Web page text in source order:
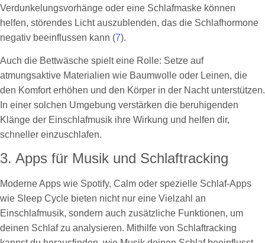
Verdunkelungsvorhänge oder eine Schlafmaske können
helfen, störendes Licht auszublenden, das die Schlafhormone
negativ beeinflussen kann (7).
Auch die Bettwäsche spielt eine Rolle: Setze auf
atmungsaktive Materialien wie Baumwolle oder Leinen, die
den Komfort erhöhen und den Körper in der Nacht unterstützen.
In einer solchen Umgebung verstärken die beruhigenden
Klänge der Einschlafmusik ihre Wirkung und helfen dir,
schneller einzuschlafen.
3. Apps für Musik und Schlaftracking
Moderne Apps wie Spotify, Calm oder spezielle Schlaf-Apps
wie Sleep Cycle bieten nicht nur eine Vielzahl an
Einschlafmusik, sondern auch zusätzliche Funktionen, um
deinen Schlaf zu analysieren. Mithilfe von Schlaftracking